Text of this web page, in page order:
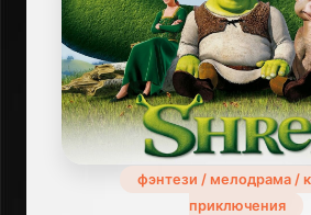
фэнтези / мелодрама /
приключения